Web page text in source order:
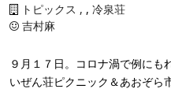
トピックス , 冷泉荘
吉村麻
９月１７日。コロナ渦で例にも
いぜん荘ピクニック＆あおぞら